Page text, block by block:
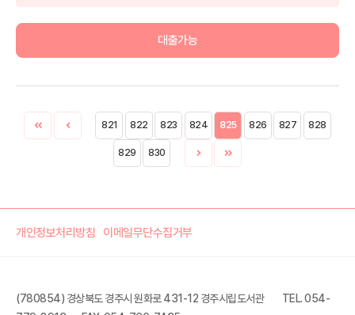
대출가능
821 822 823 824 825 826 827 828
829 830
개인정보처리방침 이메일무단수집거부
(780854) 경상북도 경주시 원화로 431-12 경주시립도서관
TEL. 054-